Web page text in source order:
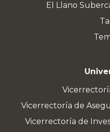
El Llano
Vicerrectoría de
Vicerrectoría de